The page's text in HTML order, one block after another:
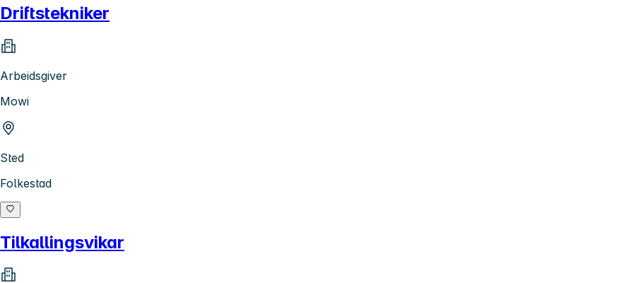
Driftstekniker
Arbeidsgiver
Mowi
Sted
Folkestad
Tilkallingsvikar